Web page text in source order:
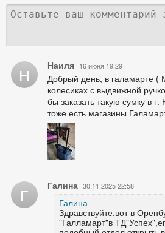
Н Наиля 16 июня 19:29
Добрый день, в галамарте (
колесиках с выдвижной
бы заказать такую сумку в
тоже есть магазины
Г Галина 30.11.2025 22:58
Галина
Здравствуйте,вот в
"Галламарт"в